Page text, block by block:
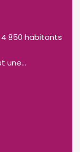
850 habitants
une...